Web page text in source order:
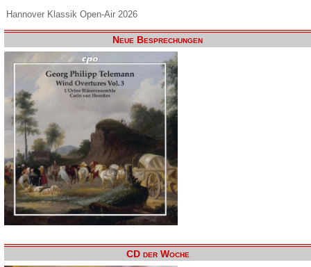
Hannover Klassik Open-Air 2026
Neue Besprechungen
CD der Woche